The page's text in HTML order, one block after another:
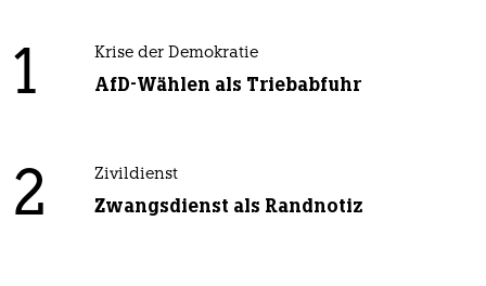
1 Krise der Demokratie
AfD-Wählen als Triebabfuhr
2 Zivildienst
Zwangsdienst als Randnotiz